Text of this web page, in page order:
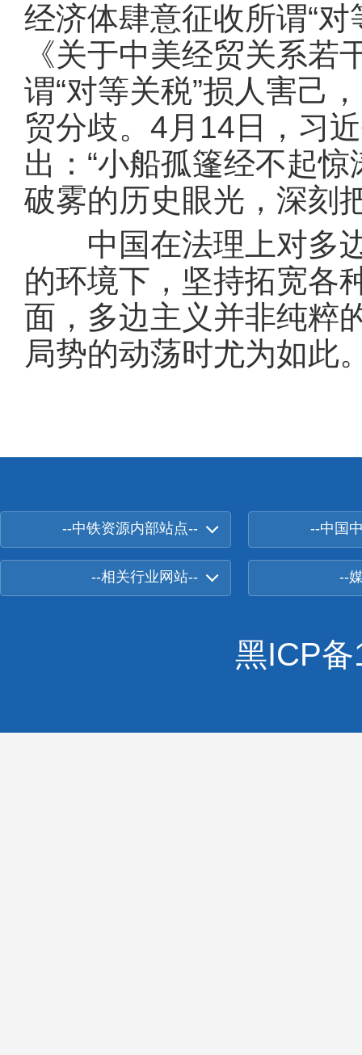
经济体肆意征收所谓“
《关于中美经贸关系
谓“对等关税”损人害己
贸分歧。4月14日，习
出：“小船孤篷经不起
破雾的历史眼光，深刻
中国在法理上对多边
的环境下，坚持拓宽各
面，多边主义并非纯粹
局势的动荡时尤为如此
--中铁资源内部站点-- --中国
--相关行业网站-- --
黑ICP